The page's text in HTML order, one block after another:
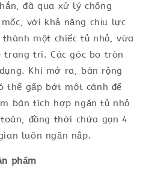
đã qua xử lý chống
với khả năng chịu lực
một chiếc tủ nhỏ, vừa
trí. Các góc bo tròn
Khi mở ra, bàn rộng
thể gấp bớt một cánh để
bàn tích hợp ngăn tủ nhỏ
đồng thời chứa gọn 4
luôn ngăn nắp.
phẩm